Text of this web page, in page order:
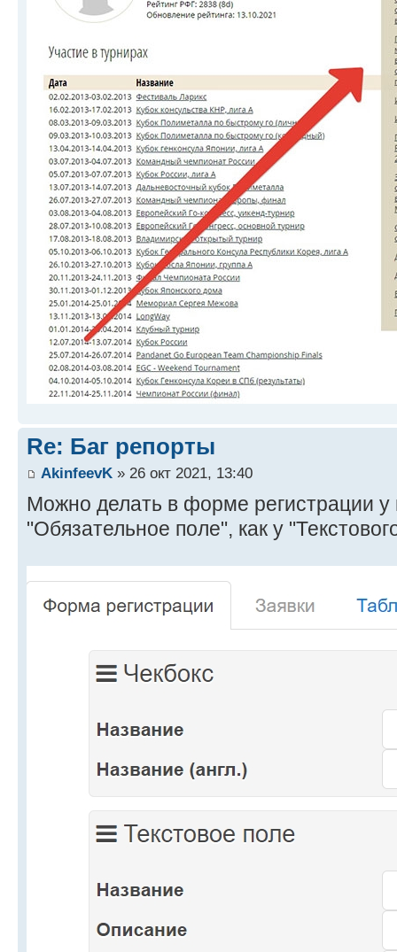
Re: Баг репорты
AkinfeevK » 26 окт 2021, 13:40
Можно делать в форме регистрации у
"Обязательное поле", как у